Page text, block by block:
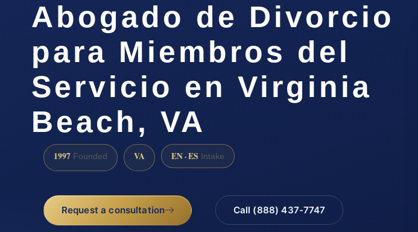
Abogado de Divorcio
para Miembros del
Servicio en Virginia
Beach, VA
1997 Founded VA EN · ES Intake
Request a consultation Call (888) 437-7747